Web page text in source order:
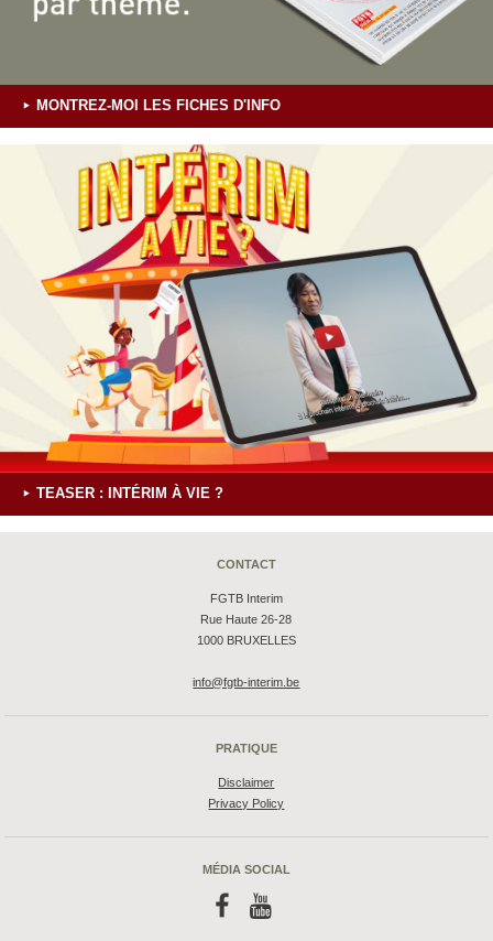
MONTREZ-MOI LES FICHES D'INFO
TEASER : INTÉRIM À VIE ?
CONTACT
FGTB Interim
Rue Haute 26-28
1000 BRUXELLES
info@fgtb-interim.be
PRATIQUE
Disclaimer
Privacy Policy
MÉDIA SOCIAL
f y